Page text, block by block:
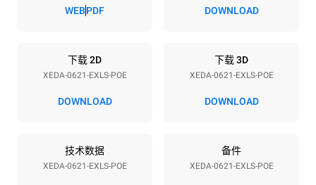
电压
380-415V 3N~ / 220-240V
3~
功率
23,1 kW
50 / 60 Hz 不包括
WEBPDF DOWNLOAD
下载 2D
XEDA-0621-EXLS-POE
DOWNLOAD
下载 3D
XEDA-0621-EXLS-POE
DOWNLOAD
技术数据
XEDA-0621-EXLS-POE
备件
XEDA-0621-EXLS-POE